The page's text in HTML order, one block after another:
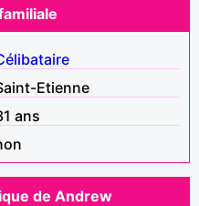
Etienne
ans
de Andrew